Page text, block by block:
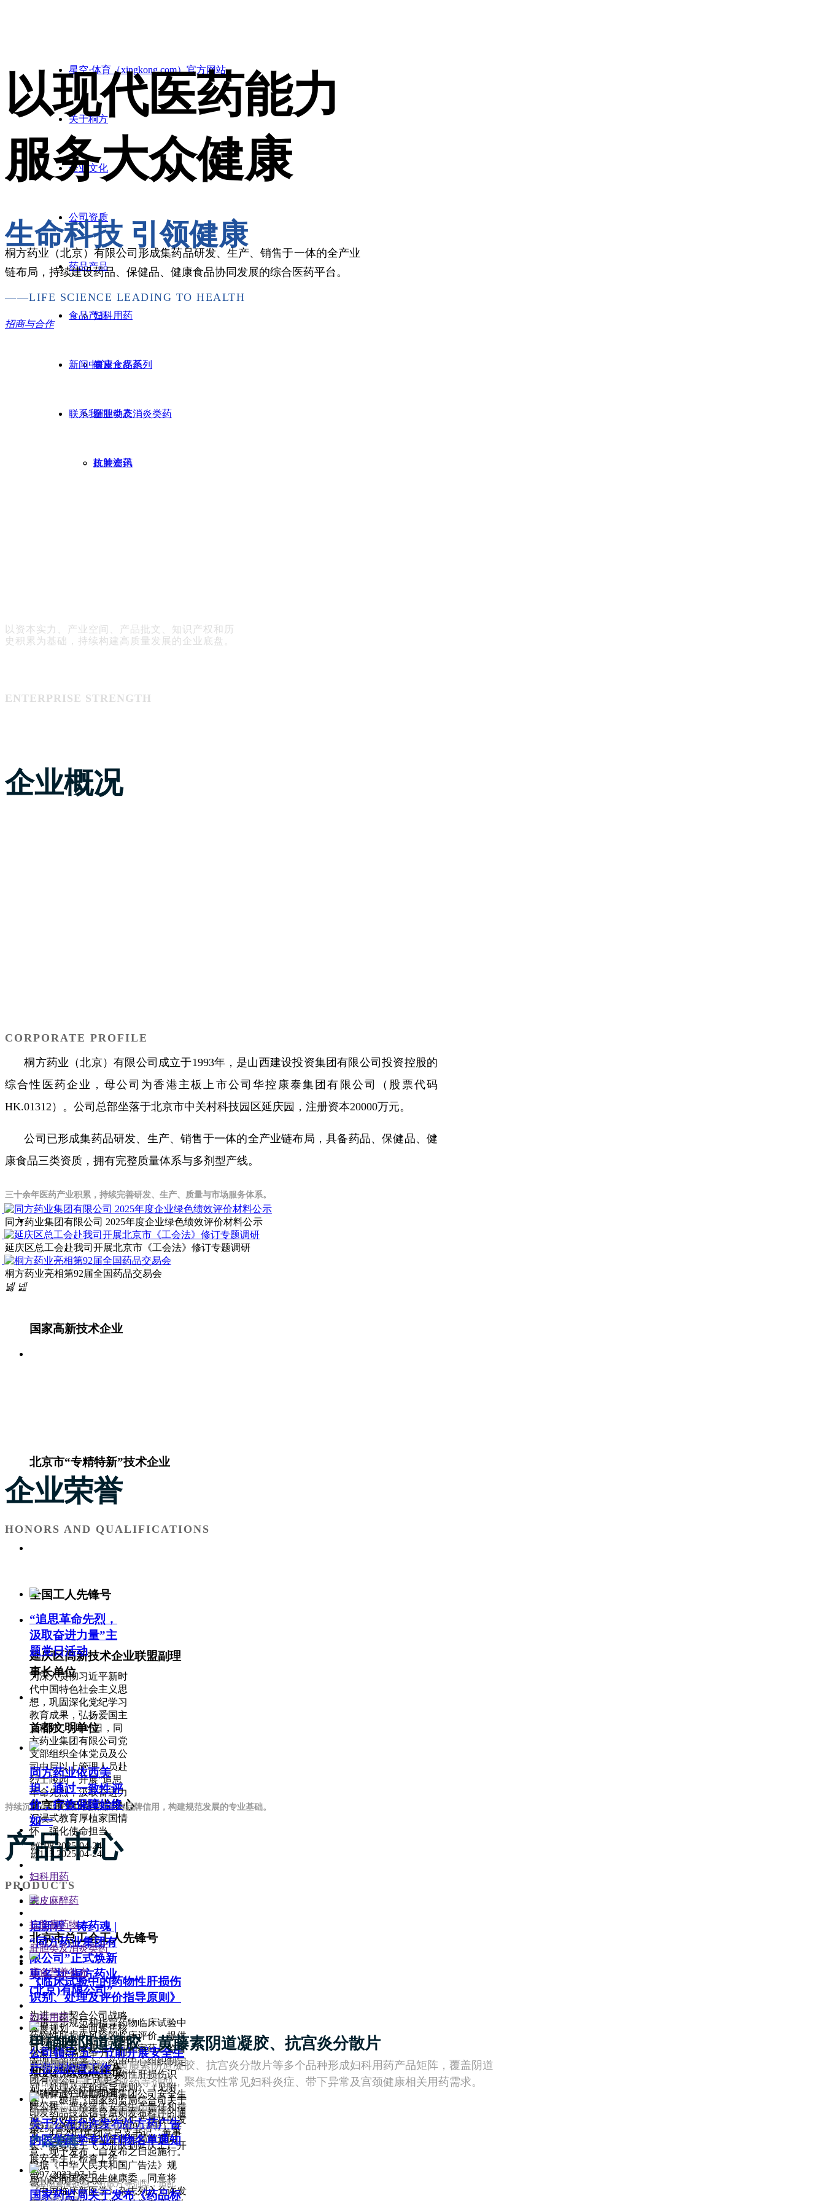
星空·体育（xingkong.com）官方网站
关于桐方
企业文化
公司资质
药品产品
妇科用药
表皮止疼药
肝胆类及消炎类药
抗肿瘤药
食品产品
健康食品系列
新闻中心
企业动态
政策资讯
联系我们
以现代医药能力
服务大众健康
生命科技 引领健康
桐方药业（北京）有限公司形成集药品研发、生产、销售于一体的全产业
链布局，持续建设药品、保健品、健康食品协同发展的综合医药平台。
——LIFE SCIENCE LEADING TO HEALTH
招商与合作
以资本实力、产业空间、产品批文、知识产权和历
史积累为基础，持续构建高质量发展的企业底盘。
ENTERPRISE STRENGTH
27项
企业概况
CORPORATE PROFILE
桐方药业（北京）有限公司成立于1993年，是山西建设投资集团有限公司投资控股的
综合性医药企业，母公司为香港主板上市公司华控康泰集团有限公司（股票代码
HK.01312）。公司总部坐落于北京市中关村科技园区延庆园，注册资本20000万元。
公司已形成集药品研发、生产、销售于一体的全产业链布局，具备药品、保健品、健
康食品三类资质，拥有完整质量体系与多剂型产线。
三十余年医药产业积累，持续完善研发、生产、质量与市场服务体系。
国家高新技术企业
北京市“专精特新”技术企业
全国工人先锋号
首都文明单位
企业荣誉
HONORS AND QUALIFICATIONS
延庆区高新技术企业联盟副理
事长单位
北京市企业技术中心
北京市总工会工人先锋号
知识产权试点单位
持续沉淀企业资质、技术成果与品牌信用，构建规范发展的专业基础。
产品中心
PRODUCTS
同方药业集团有限公司 2025年度企业绿色绩效评价材料公示
延庆区总工会赴我司开展北京市《工会法》修订专题调研
桐方药业亮相第92届全国药品交易会
넳 넲
“追思革命先烈，
汲取奋进力量”主
题党日活动
为深入贯彻习近平新时
代中国特色社会主义思
想，巩固深化党纪学习
教育成果，弘扬爱国主
义精神，3月27日，同
方药业集团有限公司党
支部组织全体党员及公
司中层以上管理人员赴
烈士陵园，开展“追思
革命先烈，汲取奋进力
量”主题党日活动，以
沉浸式教育厚植家国情
怀，强化使命担当。
넶113 2025-04-24
同方药业依西美
坦：通过一致性评
价，疗效保障始终
如一
넶108 2025-04-24
启新程，铸药魂 |
“同方药业集团有
限公司”正式焕新
更名为“桐方药业
(北京)有限公司”
为进一步契合公司战略
发展规划，全面聚焦核
心制药主业，提升品牌
形象与市场竞争力，即
日起，原“同方药业集
团有限公司”正式更名
为“桐方药业(北京)有
限公司”
넶256 2026-05-25
《临床试验中的药物性肝损伤
识别、处理及评价指导原则》
为进一步规范和指导药物临床试验中
药物性肝损伤风险的临床评价，提供
可参考的技术规范，在国家药品监督
管理局的部署下，药审中心组织制定
了《临床试验中的药物性肝损伤识
别、处理及评价指导原则》（见附
件）。根据《国家药监局综合司关于
印发药品技术指导原则发布程序的通
知》（药监综药管〔2020〕9号）要
求，经国家药品监督管理局审查同
意，现予发布，自发布之日起施行。
넶97 2023-07-15
公司领导 五一节前开展安全生
产带班检查工作
为确保五一假期期间集团公司安全生
产工作，严格落实安全生产责任和措
施，有效防范各类安全生产事故的发
生，4月29日集团党总支书记、董事
长、总经理王飞飞带队到延庆工厂开
展安全生产检查工作。
넶106 2025-05-08
关于公布允许发布处方药广告
的医学药学专业刊物名单通知
根据《中华人民共和国广告法》规
定，经商国家卫生健康委，同意将
《中国临床新医学》杂志列入允许发
国家药监局关于发布《药品标
妇科用药
表皮麻醉药
抗肿瘤药物
肝胆类及消炎类药
膳食营养补充
妇科用药
甲硝唑阴道凝胶、黄藤素阴道凝胶、抗宫炎分散片
甲硝唑阴道凝胶、黄藤素阴道凝胶、抗宫炎分散片等多个品种形成妇科用药产品矩阵，覆盖阴道
局部用药与口服中成药等剂型，聚焦女性常见妇科炎症、带下异常及宫颈健康相关用药需求。
涵盖甲硝唑阴道凝胶、黄藤素阴道凝
胶、抗宫炎分散片等妇科用药品种。
产品矩阵
覆盖阴道凝胶剂、分散片等剂型，适配